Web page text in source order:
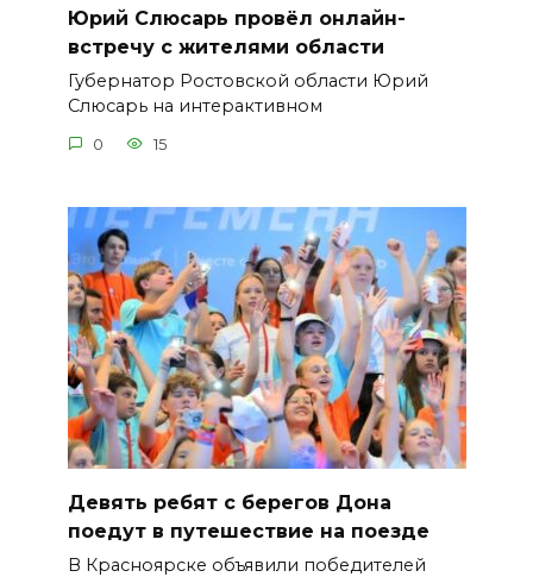
Юрий Слюсарь провёл онлайн-
встречу с жителями области
Губернатор Ростовской области Юрий
Слюсарь на интерактивном
0 15
Девять ребят с берегов Дона
поедут в путешествие на поезде
В Красноярске объявили победителей